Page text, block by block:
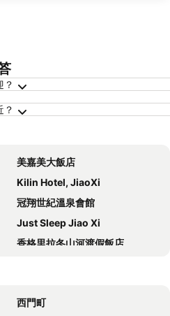
？
？
美嘉美大飯店
Kilin Hotel, JiaoXi
冠翔世紀溫泉會館
Just Sleep Jiao Xi
香格里拉冬山河渡假飯店
58˚ Hotspring Hotel
西門町